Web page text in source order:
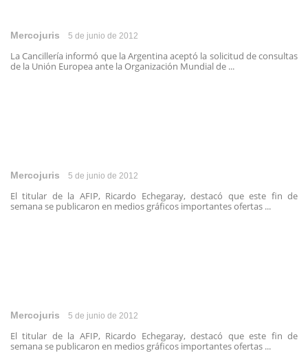
Mercojuris 5 de junio de 2012
La Cancillería informó que la Argentina aceptó la solicitud de consultas
de la Unión Europea ante la Organización Mundial de ...
Mercojuris 5 de junio de 2012
El titular de la AFIP, Ricardo Echegaray, destacó que este fin de
semana se publicaron en medios gráficos importantes ofertas ...
Mercojuris 5 de junio de 2012
El titular de la AFIP, Ricardo Echegaray, destacó que este fin de
semana se publicaron en medios gráficos importantes ofertas ...